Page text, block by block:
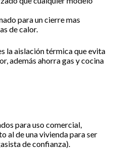
para un cierre mas
de calor.
la aislación térmica que evita
además ahorra gas y cocina
para uso comercial,
al de una vivienda para ser
de confianza).